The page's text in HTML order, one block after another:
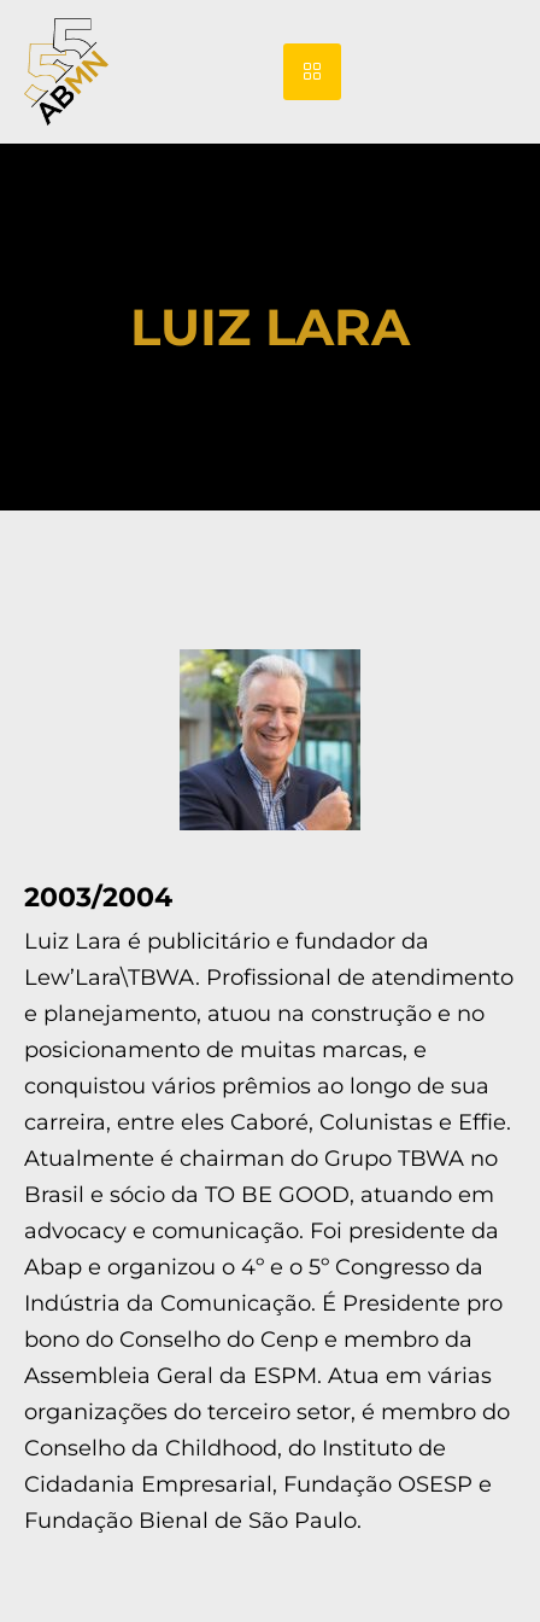
LUIZ LARA
2003/2004
Luiz Lara é publicitário e fundador da
Lew’Lara\TBWA. Profissional de atendimento
e planejamento, atuou na construção e no
posicionamento de muitas marcas, e
conquistou vários prêmios ao longo de sua
carreira, entre eles Caboré, Colunistas e Effie.
Atualmente é chairman do Grupo TBWA no
Brasil e sócio da TO BE GOOD, atuando em
advocacy e comunicação. Foi presidente da
Abap e organizou o 4º e o 5º Congresso da
Indústria da Comunicação. É Presidente pro
bono do Conselho do Cenp e membro da
Assembleia Geral da ESPM. Atua em várias
organizações do terceiro setor, é membro do
Conselho da Childhood, do Instituto de
Cidadania Empresarial, Fundação OSESP e
Fundação Bienal de São Paulo.